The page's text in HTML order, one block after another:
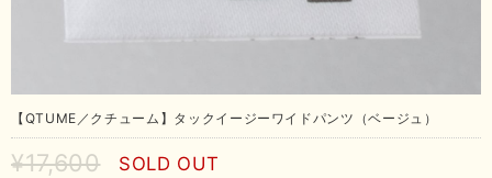
【QTUME／クチューム】タックイージーワイドパンツ（ベージュ）
¥17,600 SOLD OUT